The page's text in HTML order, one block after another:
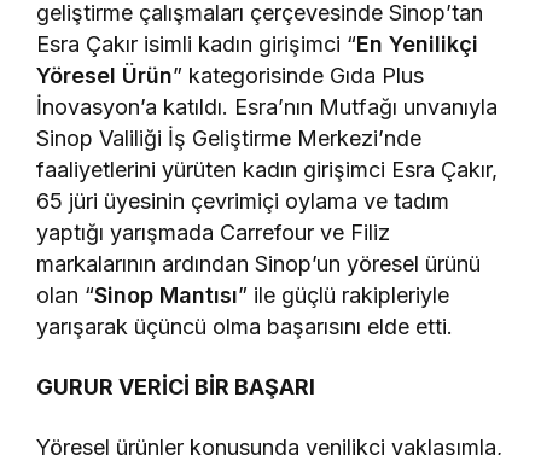
geliştirme çalışmaları çerçevesinde Sinop’tan
Esra Çakır isimli kadın girişimci “En Yenilikçi
Yöresel Ürün” kategorisinde Gıda Plus
İnovasyon’a katıldı. Esra’nın Mutfağı unvanıyla
Sinop Valiliği İş Geliştirme Merkezi’nde
faaliyetlerini yürüten kadın girişimci Esra Çakır,
65 jüri üyesinin çevrimiçi oylama ve tadım
yaptığı yarışmada Carrefour ve Filiz
markalarının ardından Sinop’un yöresel ürünü
olan “Sinop Mantısı” ile güçlü rakipleriyle
yarışarak üçüncü olma başarısını elde etti.
GURUR VERİCİ BİR BAŞARI
Yöresel ürünler konusunda yenilikçi yaklaşımla,